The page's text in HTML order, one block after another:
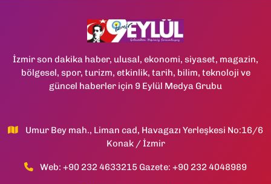
İzmir son dakika haber, ulusal, ekonomi, siyaset, magazin,
bölgesel, spor, turizm, etkinlik, tarih, bilim, teknoloji ve
güncel haberler için 9 Eylül Medya Grubu
Umur Bey mah., Liman cad, Havagazı Yerleşkesi No:16/6
Konak / İzmir
Web: +90 232 4633215 Gazete: +90 232 4048989